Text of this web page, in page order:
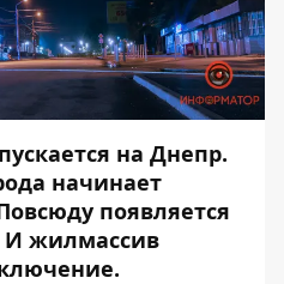
на Днепр.
начинает
появляется
И жилмассив